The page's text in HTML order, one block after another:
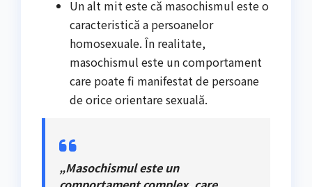
Un alt mit este că masochismul este o
caracteristică a persoanelor
homosexuale. În realitate,
masochismul este un comportament
care poate fi manifestat de persoane
de orice orientare sexuală.
„Masochismul este un